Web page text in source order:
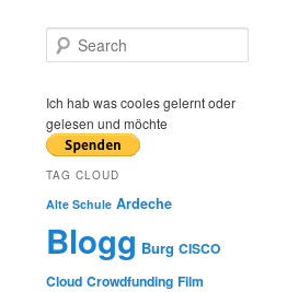
e
r
c
h
Ich hab was cooles gelernt oder
gelesen und möchte
TAG CLOUD
Alte Schule Ardeche
Blogg Burg CISCO
Cloud Crowdfunding Film